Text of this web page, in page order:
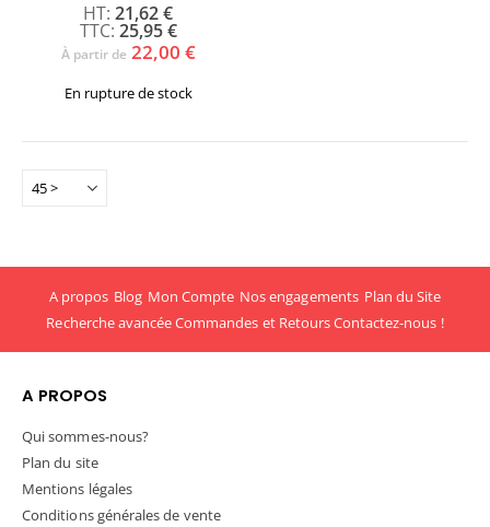
25,95 €
21,62 €
À partir de 22,00 €
En rupture de stock
A propos Blog Mon Compte Nos engagements Plan du Site
Recherche avancéeCommandes et RetoursContactez-nous !
A PROPOS
Qui sommes-nous?
Plan du site
Mentions légales
Conditions générales de vente